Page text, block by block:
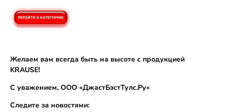
Желаем вам всегда быть на высоте с продукцией
KRAUSE!
С уважением, ООО «ДжастБэстТулс.Ру»
Следите за новостями: